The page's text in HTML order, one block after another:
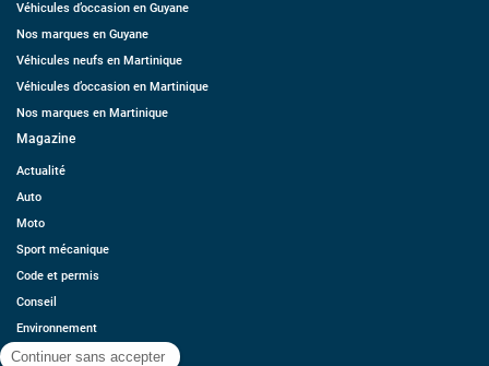
Véhicules d’occasion en Guyane
Nos marques en Guyane
Véhicules neufs en Martinique
Véhicules d’occasion en Martinique
Nos marques en Martinique
Magazine
Actualité
Auto
Moto
Sport mécanique
Code et permis
Conseil
Environnement
Économie